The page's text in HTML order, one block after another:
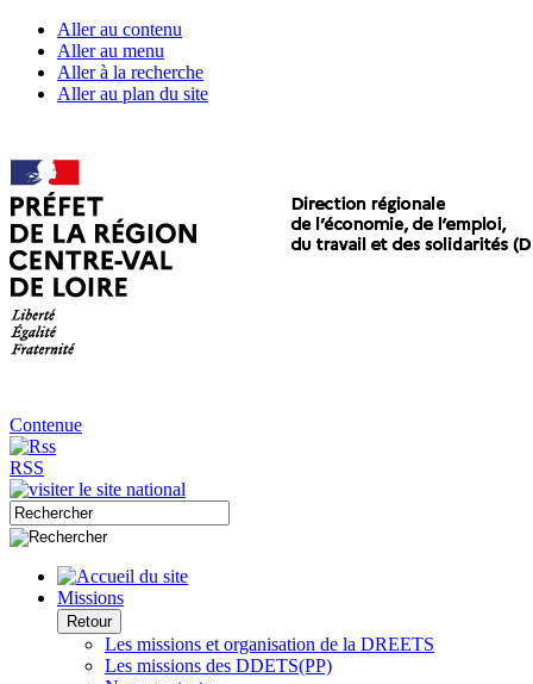
Aller au contenu
Aller au menu
Aller à la recherche
Aller au plan du site
Contenue
RSS
Missions
Retour
Les missions et organisation de la DREETS
Les missions des DDETS(PP)